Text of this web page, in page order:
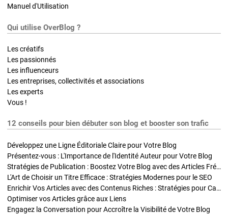
Manuel d'Utilisation
Qui utilise OverBlog ?
Les créatifs
Les passionnés
Les influenceurs
Les entreprises, collectivités et associations
Les experts
Vous !
12 conseils pour bien débuter son blog et booster son trafic
Développez une Ligne Éditoriale Claire pour Votre Blog
Présentez-vous : L'Importance de l'Identité Auteur pour Votre Blog
Stratégies de Publication : Boostez Votre Blog avec des Articles Fréquents et Exclusifs
L'Art de Choisir un Titre Efficace : Stratégies Modernes pour le SEO
Enrichir Vos Articles avec des Contenus Riches : Stratégies pour Captiver et Optimiser
Optimiser vos Articles grâce aux Liens
Engagez la Conversation pour Accroître la Visibilité de Votre Blog